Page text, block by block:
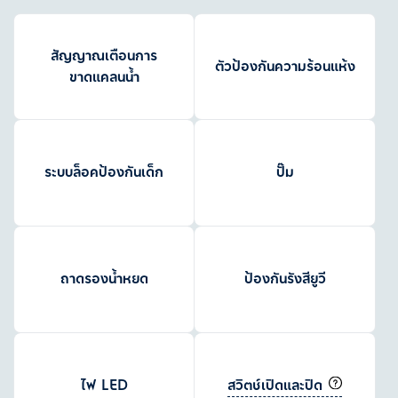
สัญญาณเตือนการ
ขาดแคลนน้ำ
ตัวป้องกันความร้อนแห้ง
ระบบล็อคป้องกันเด็ก ปั๊ม
ถาดรองน้ำหยด ป้องกันรังสียูวี
ไฟ LED สวิตช์เปิดและปิด